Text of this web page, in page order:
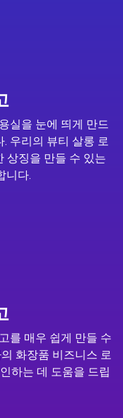
실을 눈에 띄게 만드
우리의 뷰티 살롱 로
상징을 만들 수 있는
니다.
를 매우 쉽게 만들 수
화장품 비즈니스 로
하는 데 도움을 드립